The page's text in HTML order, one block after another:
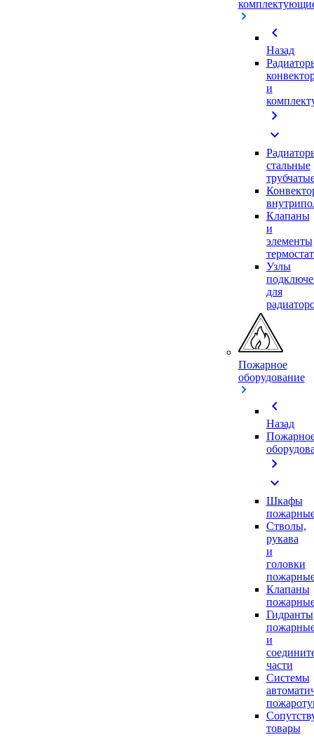
chevron_left
Назад
и
chevron_right
expand_more
стальные
Клапаны
и
элементы
Узлы
для
Пожарное
оборудование
chevron_left
Назад
chevron_right
expand_more
Шкафы
Стволы,
рукава
и
головки
Клапаны
Гидранты
и
части
Системы
товары